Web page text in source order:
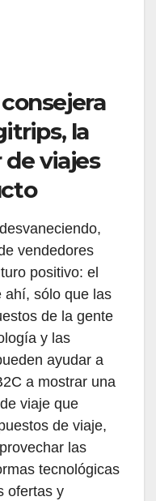
la
viajes
vendedores
positivo: el
ahí, sólo que las
de la gente
y las
ayudar a
a mostrar una
viaje que
de viaje,
las
tecnológicas
ofertas y